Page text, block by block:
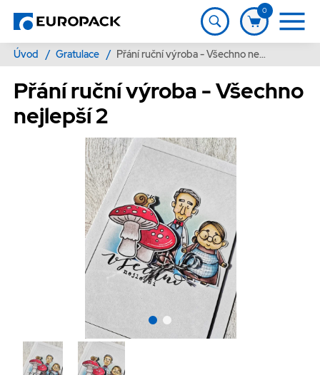
0
Úvod / Gratulace / Přání ruční výroba - Všechno nejlepší 2
Přání ruční výroba - Všechno
nejlepší 2